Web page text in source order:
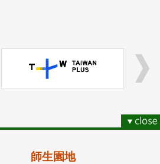
師生園地